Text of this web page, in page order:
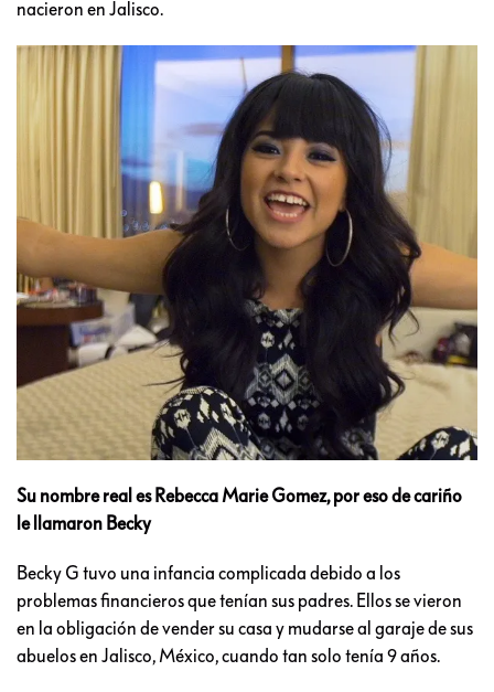
nacieron en Jalisco.
Su nombre real es Rebecca Marie Gomez, por eso de cariño
le llamaron Becky
Becky G tuvo una infancia complicada debido a los
problemas financieros que tenían sus padres. Ellos se vieron
en la obligación de vender su casa y mudarse al garaje de sus
abuelos en Jalisco, México, cuando tan solo tenía 9 años.